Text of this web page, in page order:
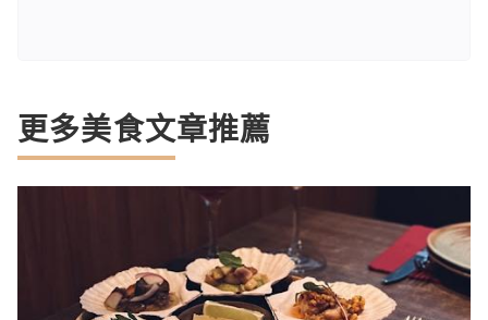
更多美食文章推薦